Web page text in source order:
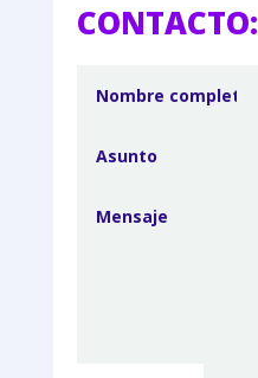
CONTACTO: